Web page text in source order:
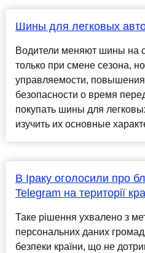
Шины для легковых
Водители меняют шины на
только при смене сезона,
управляемости,
безопасности о время
покупать шины для
изучить их основные
В Іраку оголосили про
Telegram на території
Таке рішення ухвалено з
персональних даних
безпеки країни, що не